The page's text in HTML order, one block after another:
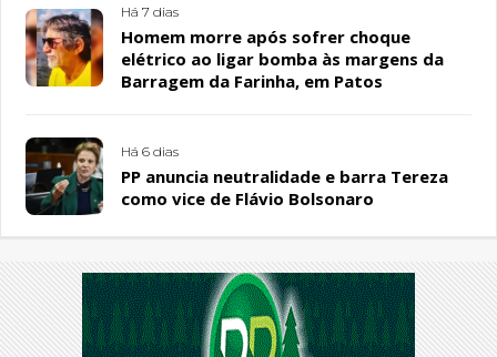
Há 7 dias
Homem morre após sofrer choque
elétrico ao ligar bomba às margens da
Barragem da Farinha, em Patos
Há 6 dias
PP anuncia neutralidade e barra Tereza
como vice de Flávio Bolsonaro